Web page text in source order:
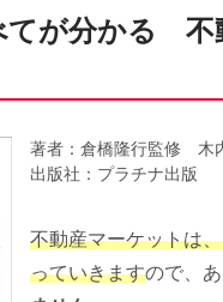
てが分かる
著者：倉橋隆行監修 木
出版社：プラチナ出版
不動産マーケットは
っていきますので、あ